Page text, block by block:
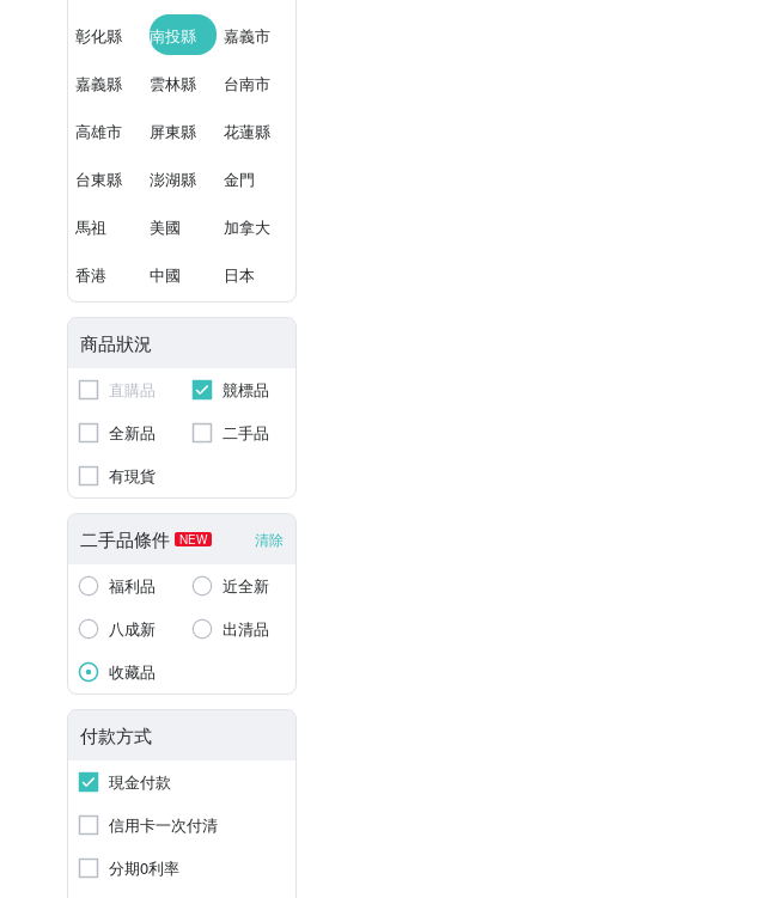
彰化縣 南投縣 嘉義市
嘉義縣 雲林縣 台南市
高雄市 屏東縣 花蓮縣
台東縣 澎湖縣 金門
馬祖 美國 加拿大
香港 中國 日本
商品狀況
直購品
競標品
全新品
二手品
有現貨
二手品條件 NEW 清除
福利品
近全新
八成新
出清品
收藏品
付款方式
現金付款
信用卡一次付清
分期0利率